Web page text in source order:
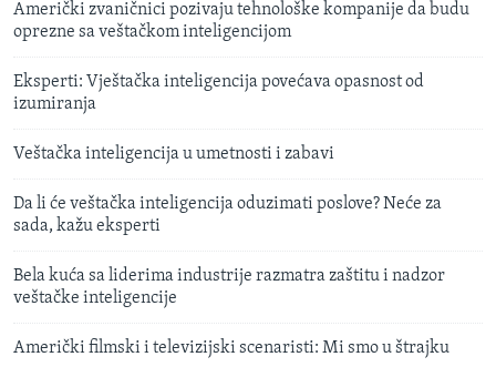
Američki zvaničnici pozivaju tehnološke kompanije da budu
oprezne sa veštačkom inteligencijom
Eksperti: Vještačka inteligencija povećava opasnost od
izumiranja
Veštačka inteligencija u umetnosti i zabavi
Da li će veštačka inteligencija oduzimati poslove? Neće za
sada, kažu eksperti
Bela kuća sa liderima industrije razmatra zaštitu i nadzor
veštačke inteligencije
Američki filmski i televizijski scenaristi: Mi smo u štrajku